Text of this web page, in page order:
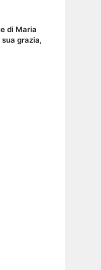
di Maria
grazia,